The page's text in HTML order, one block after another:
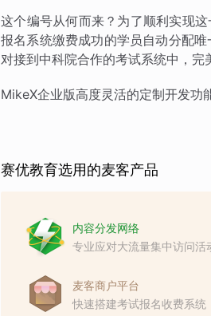
这个编号从何而来？为了顺利实现
报名系统缴费成功的学员自动分配
对接到中科院合作的考试系统中，完
MikeX企业版高度灵活的定制开发功
赛优教育选用的麦客产品
内容分发网络
专业应对大流量集中访问活
麦客商户平台
快速搭建考试报名收费系统